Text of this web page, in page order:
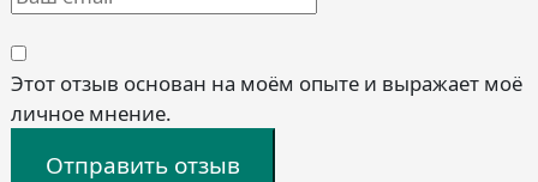
Этот отзыв основан на моём опыте и выражает моё
личное мнение.
Отправить отзыв